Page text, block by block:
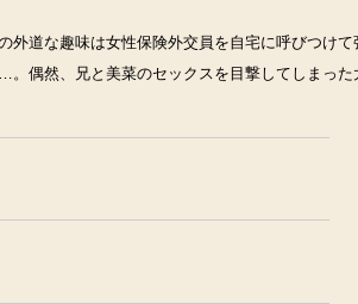
道な趣味は女性保険外交員を自宅に呼びつけ
偶然、兄と美菜のセックスを目撃してしまった